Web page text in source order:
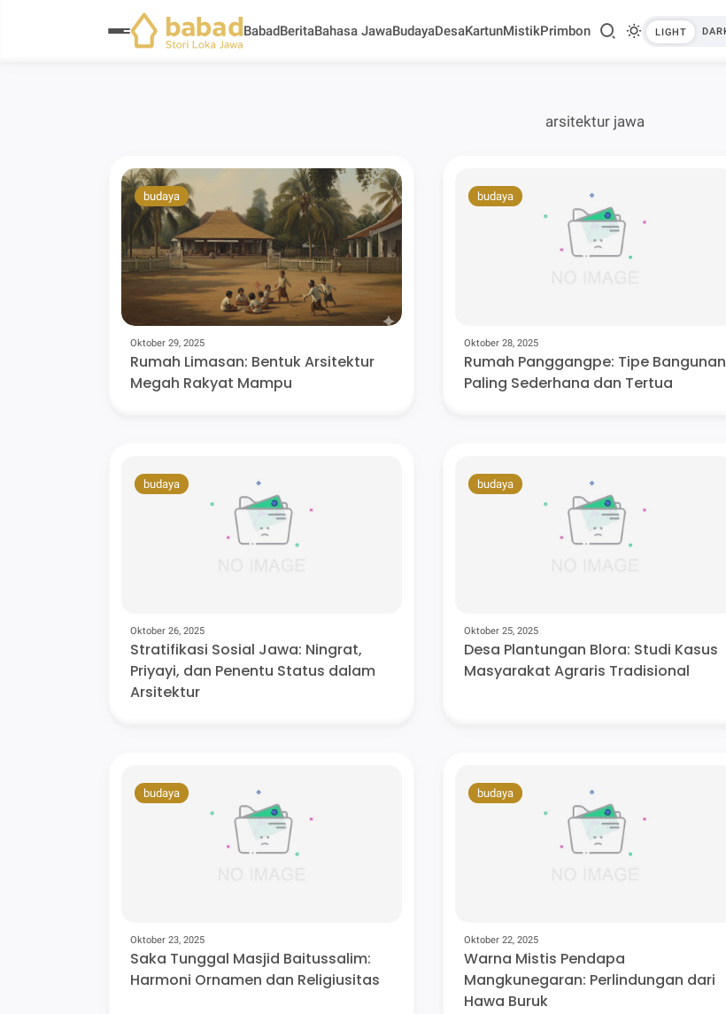
BabadBeritaBahasa JawaBudayaDesaKartunMistikPrimbon
arsitektur jawa
budaya
Rumah Limasan: Bentuk Arsitektur
Megah Rakyat Mampu
Oktober 29, 2025
budaya
Rumah Panggangpe: Tipe Bangunan
Paling Sederhana dan Tertua
Oktober 28, 2025
budaya
Stratifikasi Sosial Jawa: Ningrat,
Priyayi, dan Penentu Status dalam
Arsitektur
Oktober 26, 2025
budaya
Desa Plantungan Blora: Studi Kasus
Masyarakat Agraris Tradisional
Oktober 25, 2025
budaya
Saka Tunggal Masjid Baitussalim:
Harmoni Ornamen dan Religiusitas
Oktober 23, 2025
budaya
Warna Mistis Pendapa
Mangkunegaran: Perlindungan dari
Hawa Buruk
Oktober 22, 2025